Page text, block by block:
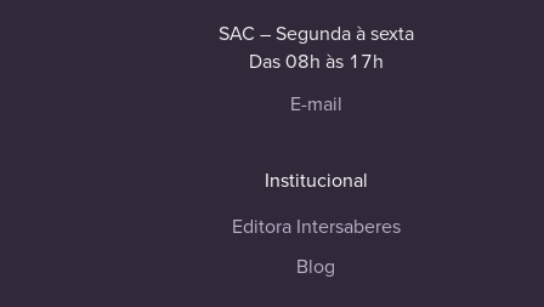
SAC – Segunda à sexta
Das 08h às 17h
E-mail
Institucional
Editora Intersaberes
Blog